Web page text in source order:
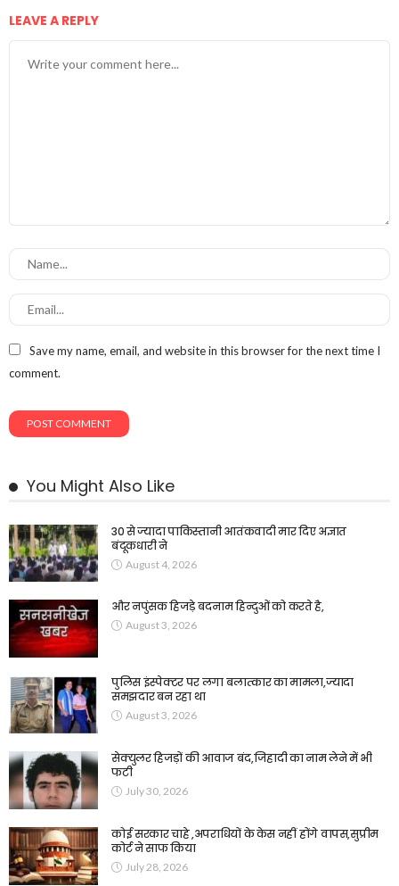
LEAVE A REPLY
Save my name, email, and website in this browser for the next time I
comment.
You Might Also Like
30 से ज्यादा पाकिस्तानी आतंकवादी मार दिए अज्ञात
बंदूकधारी ने
August 4, 2026
और नपुंसक हिजड़े बदनाम हिन्दुओं को करते है,
August 3, 2026
पुलिस इंस्पेक्टर पर लगा बलात्कार का मामला,ज्यादा
समझदार बन रहा था
August 3, 2026
सेक्युलर हिजड़ों की आवाज बंद,जिहादी का नाम लेने में भी
फटी
July 30, 2026
कोई सरकार चाहे ,अपराधियों के केस नहीं होंगे वापस,सुप्रीम
कोर्ट ने साफ किया
July 28, 2026